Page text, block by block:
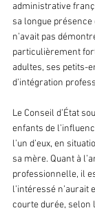
administrative
sa longue
n’avait pas
particulièrement
adultes, ses petits-
d’intégration
Le Conseil d’État
enfants de
l’un d’eux, en
sa mère. Quant à
professionnelle, il
l’intéressé n’aurait
courte durée, selon